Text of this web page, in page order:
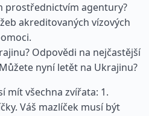
prostřednictvím agentury?
akreditovaných vízových
Odpovědi na nejčastější
nyní letět na Ukrajinu?
mít všechna zvířata: 1.
Váš mazlíček musí být